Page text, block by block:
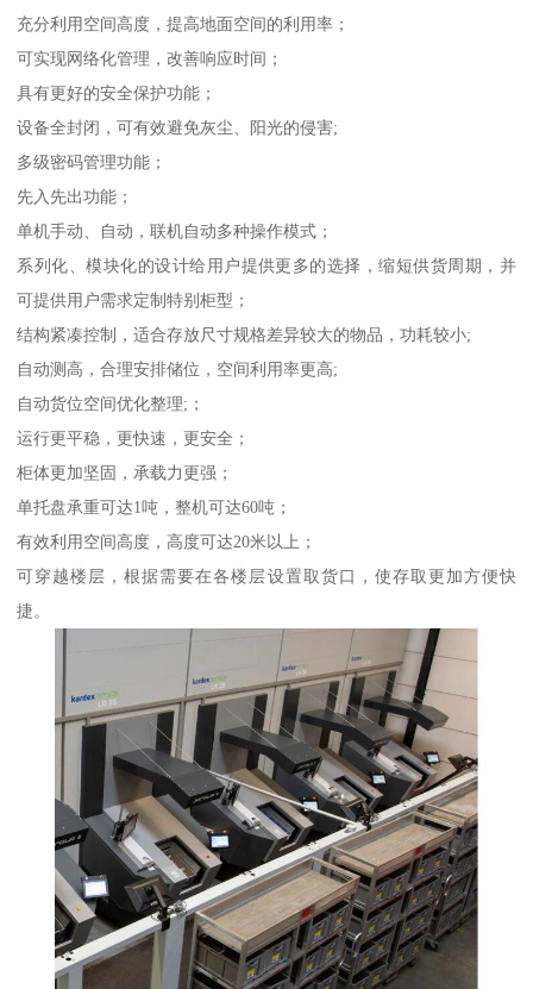
充分利用空间高度，提高地面空间的利用率；
可实现网络化管理，改善响应时间；
具有更好的安全保护功能；
设备全封闭，可有效避免灰尘、阳光的侵害;
多级密码管理功能；
先入先出功能；
单机手动、自动，联机自动多种操作模式；
系列化、模块化的设计给用户提供更多的选择，缩短供货周期，并
可提供用户需求定制特别柜型；
结构紧凑控制，适合存放尺寸规格差异较大的物品，功耗较小;
自动测高，合理安排储位，空间利用率更高;
自动货位空间优化整理;；
运行更平稳，更快速，更安全；
柜体更加坚固，承载力更强；
单托盘承重可达1吨，整机可达60吨；
有效利用空间高度，高度可达20米以上；
可穿越楼层，根据需要在各楼层设置取货口，使存取更加方便快
捷。